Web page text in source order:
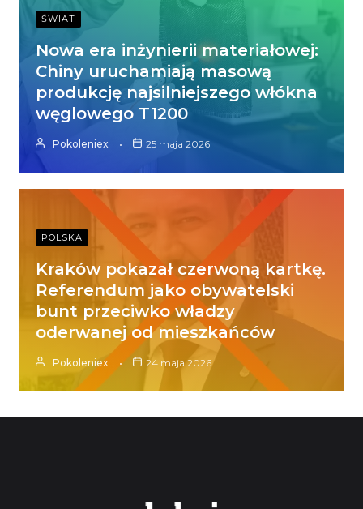
ŚWIAT
Nowa era inżynierii materiałowej:
Chiny uruchamiają masową
produkcję najsilniejszego włókna
węglowego T1200
Pokoleniex 25 maja 2026
POLSKA
Kraków pokazał czerwoną kartkę.
Referendum jako obywatelski
bunt przeciwko władzy
oderwanej od mieszkańców
Pokoleniex 24 maja 2026